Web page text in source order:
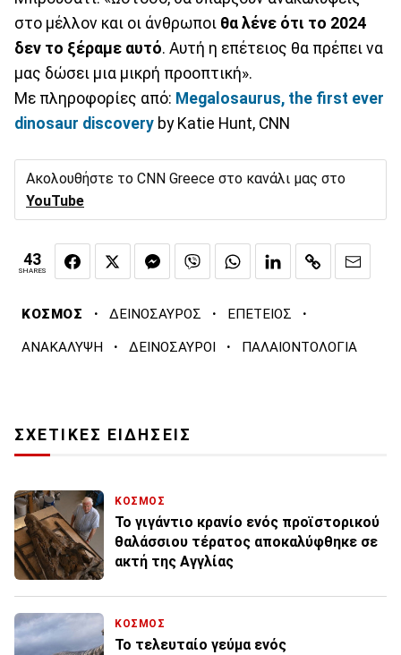
στο μέλλον και οι άνθρωποι θα λένε ότι το 2024
δεν το ξέραμε αυτό. Αυτή η επέτειος θα πρέπει να
μας δώσει μια μικρή προοπτική».
Με πληροφορίες από: Megalosaurus, the first ever
dinosaur discovery by Katie Hunt, CNN
Ακολουθήστε το CNN Greece στο κανάλι μας στο
YouTube
43
SHARES
ΚΟΣΜΟΣ · ΔΕΙΝΟΣΑΥΡΟΣ · ΕΠΕΤΕΙΟΣ ·
ΑΝΑΚΑΛΥΨΗ · ΔΕΙΝΟΣΑΥΡΟΙ · ΠΑΛΑΙΟΝΤΟΛΟΓΙΑ
ΣΧΕΤΙΚΕΣ ΕΙΔΗΣΕΙΣ
ΚΟΣΜΟΣ
Το γιγάντιο κρανίο ενός προϊστορικού
θαλάσσιου τέρατος αποκαλύφθηκε σε
ακτή της Αγγλίας
ΚΟΣΜΟΣ
Το τελευταίο γεύμα ενός